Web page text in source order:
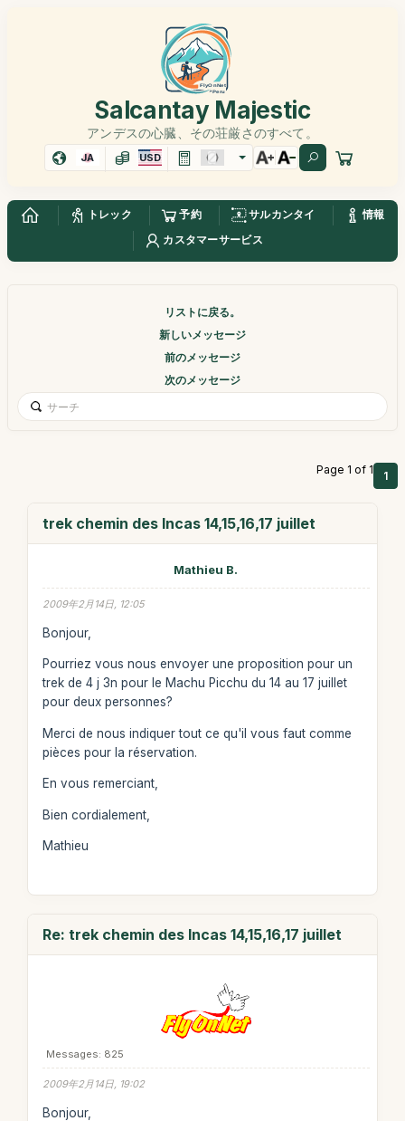
Salcantay Majestic
アンデスの心臓、その荘厳さのすべて。
JA USD
トレック 予約 サルカンタイ
情報
カスタマーサービス
リストに戻る。
新しいメッセージ
前のメッセージ
次のメッセージ
Page 1 of 1 1
trek chemin des Incas 14,15,16,17 juillet
Mathieu B.
2009年2月14日, 12:05
Bonjour,
Pourriez vous nous envoyer une proposition pour un
trek de 4 j 3n pour le Machu Picchu du 14 au 17 juillet
pour deux personnes?
Merci de nous indiquer tout ce qu'il vous faut comme
pièces pour la réservation.
En vous remerciant,
Bien cordialement,
Mathieu
Re: trek chemin des Incas 14,15,16,17 juillet
Messages: 825
2009年2月14日, 19:02
Bonjour,